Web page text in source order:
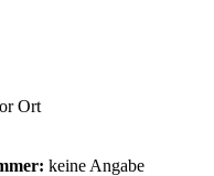
Ort
keine Angabe